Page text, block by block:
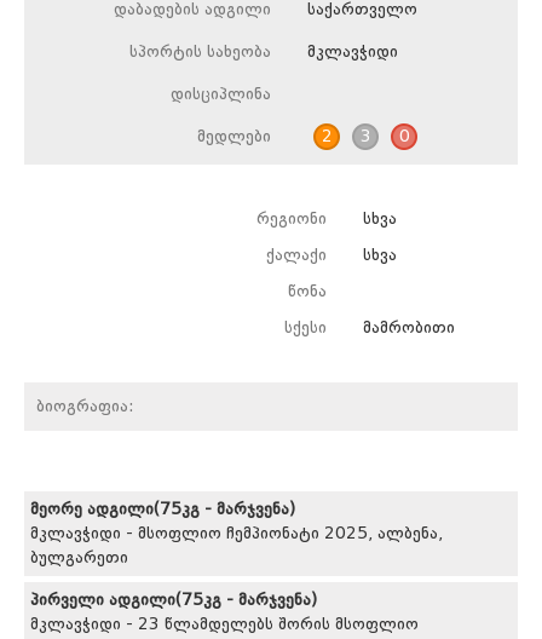
დაბადების ადგილი საქართველო
სპორტის სახეობა მკლავჭიდი
დისციპლინა
მედლები 2 3 0
რეგიონი სხვა
ქალაქი სხვა
წონა
სქესი მამრობითი
ბიოგრაფია:
მეორე ადგილი(75კგ - მარჯვენა)
მკლავჭიდი - მსოფლიო ჩემპიონატი 2025, ალბენა,
ბულგარეთი
პირველი ადგილი(75კგ - მარჯვენა)
მკლავჭიდი - 23 წლამდელებს შორის მსოფლიო